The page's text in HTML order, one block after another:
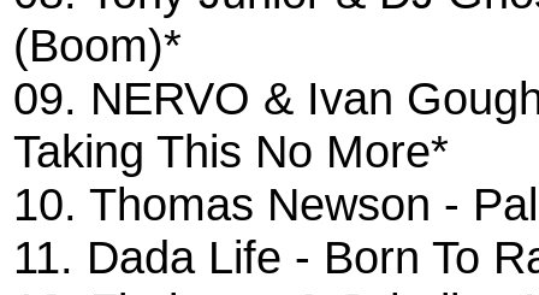
(Boom)*
09. NERVO & Ivan
Taking This No More*
10. Thomas Newson -
11. Dada Life - Born To